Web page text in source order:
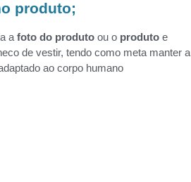
produto;
a foto do produtoou o produtoe
de vestir, tendo como meta manter a
ao corpo humano